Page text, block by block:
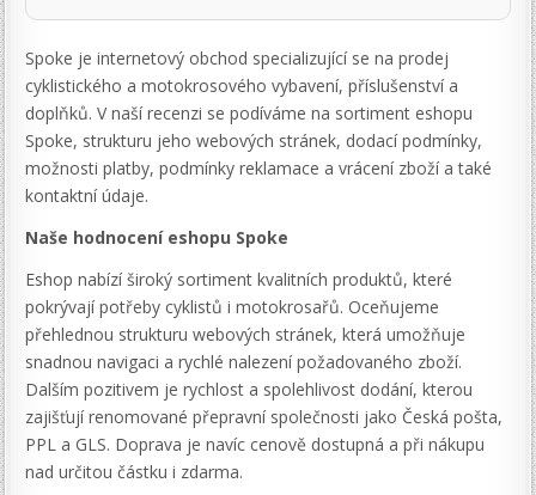
Spoke je internetový obchod specializující se na prodej
cyklistického a motokrosového vybavení, příslušenství a
doplňků. V naší recenzi se podíváme na sortiment eshopu
Spoke, strukturu jeho webových stránek, dodací podmínky,
možnosti platby, podmínky reklamace a vrácení zboží a také
kontaktní údaje.
Naše hodnocení eshopu Spoke
Eshop nabízí široký sortiment kvalitních produktů, které
pokrývají potřeby cyklistů i motokrosařů. Oceňujeme
přehlednou strukturu webových stránek, která umožňuje
snadnou navigaci a rychlé nalezení požadovaného zboží.
Dalším pozitivem je rychlost a spolehlivost dodání, kterou
zajišťují renomované přepravní společnosti jako Česká pošta,
PPL a GLS. Doprava je navíc cenově dostupná a při nákupu
nad určitou částku i zdarma.